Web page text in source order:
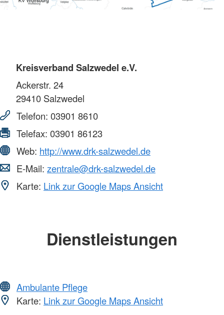
Kreisverband Salzwedel e.V.
Ackerstr. 24
29410 Salzwedel
Telefon: 03901 8610
Telefax: 03901 86123
Web: http://www.drk-salzwedel.de
E-Mail: zentrale@drk-salzwedel.de
Karte: Link zur Google Maps Ansicht
Dienstleistungen
Ambulante Pflege
Karte: Link zur Google Maps Ansicht